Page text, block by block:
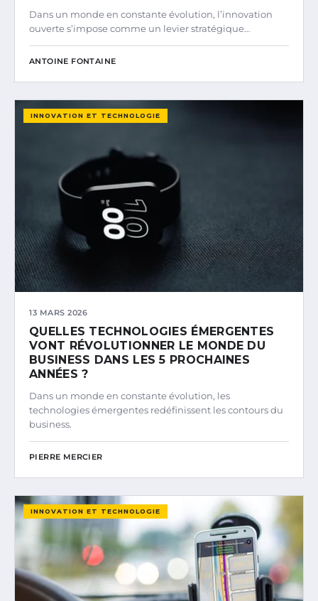
Dans un monde en constante évolution, l’innovation
ouverte s’impose comme un levier stratégique…
ANTOINE FONTAINE
INNOVATION ET TECHNOLOGIE
13 MARS 2026
QUELLES TECHNOLOGIES ÉMERGENTES
VONT RÉVOLUTIONNER LE MONDE DU
BUSINESS DANS LES 5 PROCHAINES
ANNÉES ?
Dans un monde en constante évolution, les
technologies émergentes redéfinissent les contours du
business.
PIERRE MERCIER
INNOVATION ET TECHNOLOGIE